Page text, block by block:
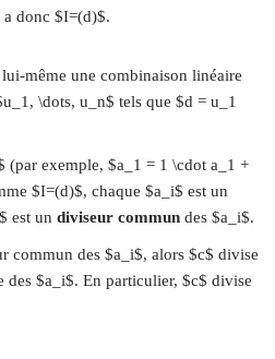
a donc $I=(d)$.
même une combinaison linéaire
\dots, u_n$ tels que $d = u_1
(par exemple, $a_1 = 1 \cdot a_1 +
$I=(d)$, chaque $a_i$ est un
est un diviseur commun des $a_i$.
commun des $a_i$, alors $c$ divise
des $a_i$. En particulier, $c$ divise